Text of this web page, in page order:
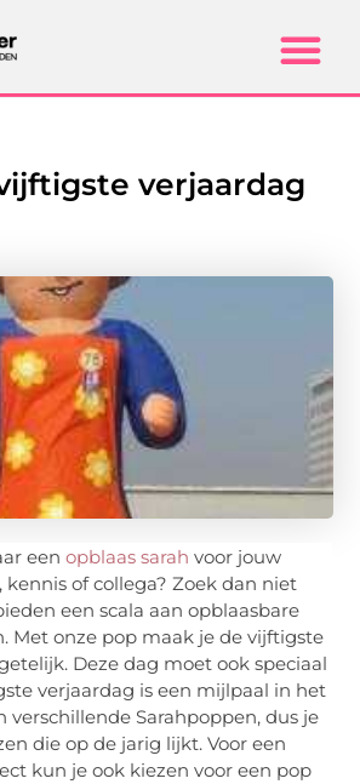
verjaardag
eenopblaas sarah voor jouw
kennis of collega? Zoek dan niet
een scala aan opblaasbare
Met onze pop maak je de vijftigste
Deze dag moet ook speciaal
verjaardag is een mijlpaal in het
verschillende Sarahpoppen, dus je
die op de jarig lijkt. Voor een
kun je ook kiezen voor een pop